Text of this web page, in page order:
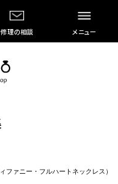
修理の相談 メニュー
ファニー・フルハートネックレス）